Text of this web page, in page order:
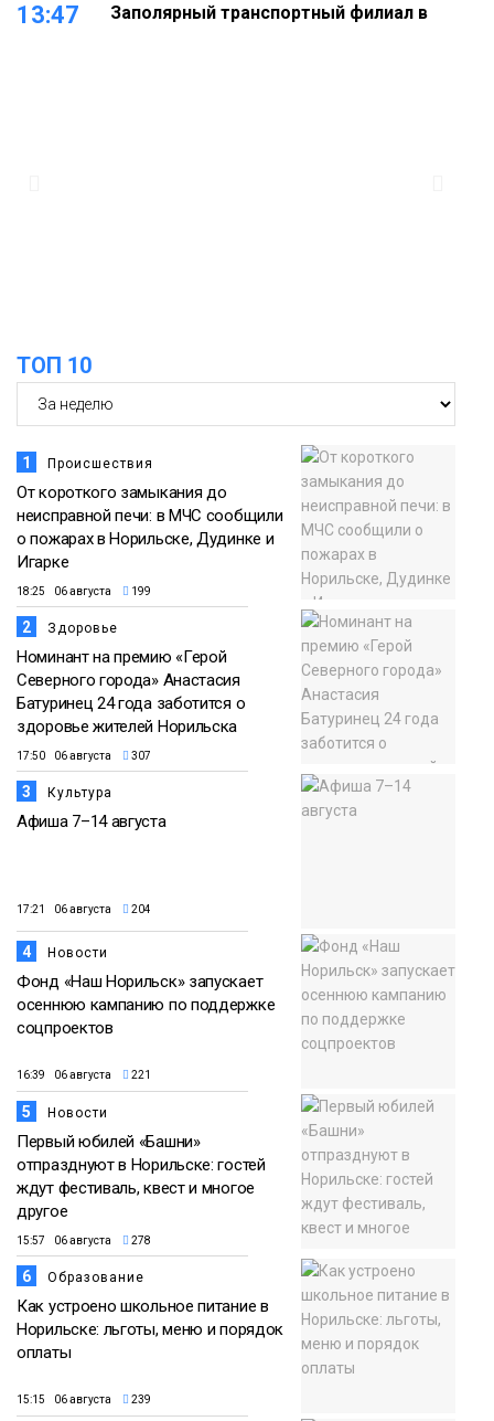
13:47
Заполярный транспортный филиал в
ТОП 10
1 Происшествия
От короткого замыкания до
неисправной печи: в МЧС сообщили
о пожарах в Норильске, Дудинке и
Игарке
18:25 06 августа 199
2 Здоровье
Номинант на премию «Герой
Северного города» Анастасия
Батуринец 24 года заботится о
здоровье жителей Норильска
17:50 06 августа 307
3 Культура
Афиша 7–14 августа
17:21 06 августа 204
4 Новости
Фонд «Наш Норильск» запускает
осеннюю кампанию по поддержке
соцпроектов
16:39 06 августа 221
5 Новости
Первый юбилей «Башни»
отпразднуют в Норильске: гостей
ждут фестиваль, квест и многое
другое
15:57 06 августа 278
6 Образование
Как устроено школьное питание в
Норильске: льготы, меню и порядок
оплаты
15:15 06 августа 239